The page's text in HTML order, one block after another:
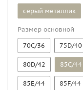
серый металлик
Размер основной
70C/36
75D/40
80D/42 85C/44
85E/44 85F/44